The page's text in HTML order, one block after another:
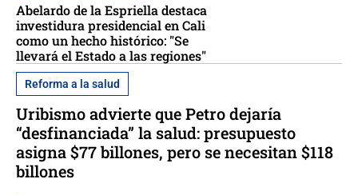
Abelardo de la Espriella destaca
investidura presidencial en Cali
como un hecho histórico: "Se
llevará el Estado a las regiones"
Reforma a la salud
Uribismo advierte que Petro dejaría
“desfinanciada” la salud: presupuesto
asigna $77 billones, pero se necesitan $118
billones